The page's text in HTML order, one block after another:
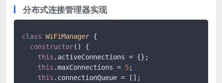
分布式连接管理器实现
class WiFiManager {
constructor() {
this .activeConnections = {};
this .maxConnections = 5;
this .connectionQueue = [];